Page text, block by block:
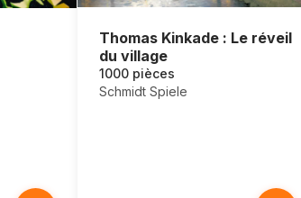
Thomas Kinkade : Le réveil
du village
1000 pièces
Schmidt Spiele